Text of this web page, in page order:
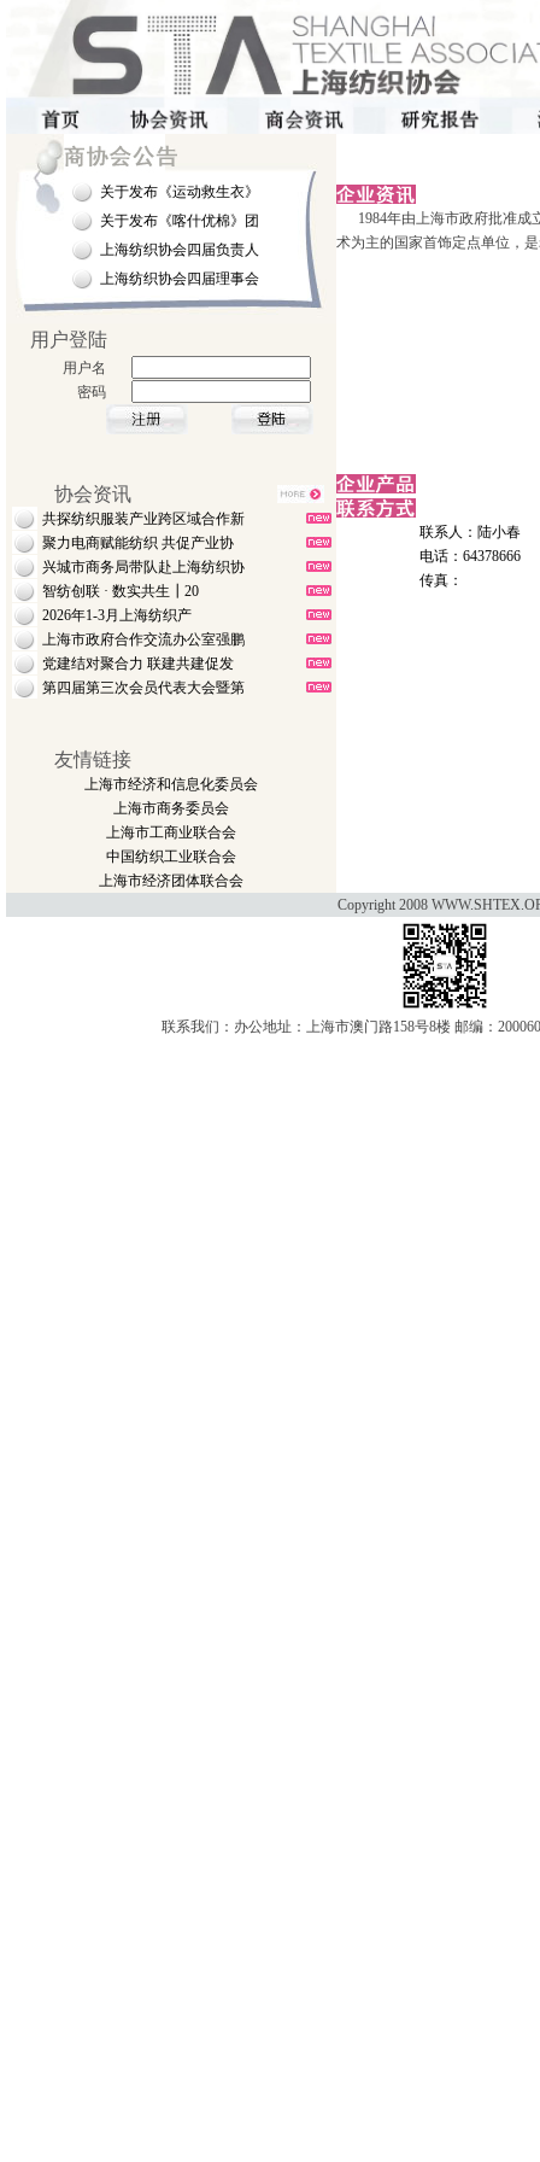
关于发布《运动救生衣》
关于发布《喀什优棉》团
上海纺织协会四届负责人
上海纺织协会四届理事会
用户登陆
用户名
密码
协会资讯
共探纺织服装产业跨区域合作新
聚力电商赋能纺织 共促产业协
兴城市商务局带队赴上海纺织协
智纺创联 · 数实共生┃20
2026年1-3月上海纺织产
上海市政府合作交流办公室强鹏
党建结对聚合力 联建共建促发
第四届第三次会员代表大会暨第
友情链接
上海市经济和信息化委员会
上海市商务委员会
上海市工商业联合会
中国纺织工业联合会
上海市经济团体联合会
1984年由上海市政府批准成
术为主的国家首饰定点单位，
联系人：陆小春
电话：64378666
传真：
Copyright 2008
联系我们：办公地址：上海市澳门路158号8楼 邮编：